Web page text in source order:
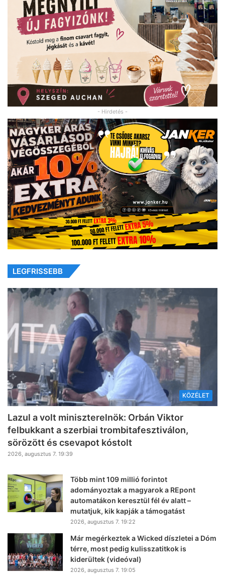
- Hirdetés -
LEGFRISSEBB
KÖZÉLET
Lazul a volt miniszterelnök: Orbán Viktor
felbukkant a szerbiai trombitafesztiválon,
sörözött és csevapot kóstolt
2026, augusztus 7. 19:39
Több mint 109 millió forintot
adományoztak a magyarok a REpont
automatákon keresztül fél év alatt –
mutatjuk, kik kapják a támogatást
2026, augusztus 7. 19:22
Már megérkeztek a Wicked díszletei a Dóm
térre, most pedig kulisszatitkok is
kiderültek (videóval)
2026, augusztus 7. 19:05